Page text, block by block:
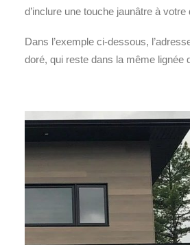
d’inclure une touche jaunâtre à votre
Dans l’exemple ci-dessous,
doré, qui reste dans la même lignée